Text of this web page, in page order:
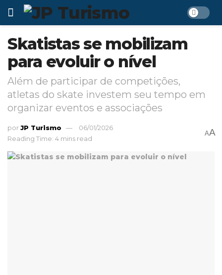
Skatistas se mobilizam
para evoluir o nível
Além de participar de competições,
atletas do skate investem seu tempo em
organizar eventos e associações
porJP Turismo
06/01/2026
Reading Time: 4 mins read
AA